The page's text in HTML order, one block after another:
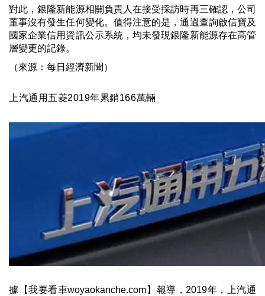
對此，銀隆新能源相關負責人在接受採訪時再三確認，公司
董事沒有發生任何變化。值得注意的是，通過查詢啟信寶及
國家企業信用資訊公示系統，均未發現銀隆新能源存在高管
層變更的記錄。
（來源：每日經濟新聞）
上汽通用五菱2019年累銷166萬輛
據【我要看車woyaokanche.com】報導，2019年，上汽通